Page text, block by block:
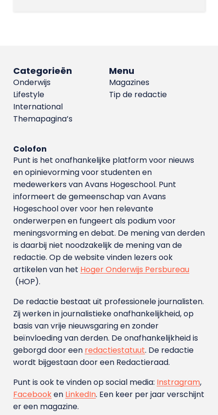
Menu
Magazines
Tip de redactie
Categorieën
Onderwijs
Lifestyle
International
Themapagina’s
Colofon
Punt is het onafhankelijke platform voor nieuws
en opinievorming voor studenten en
medewerkers van Avans Hoge­school. Punt
informeert de gemeenschap van Avans
Hogeschool over voor hen relevante
onderwerpen en fungeert als podium voor
meningsvorming en debat. De mening van derden
is daarbij niet noodzakelijk de mening van de
redactie. Op de website vinden lezers ook
artikelen van het Hoger Onderwijs Persbureau
(HOP).
De redactie bestaat uit professionele journalisten.
Zij werken in journalistieke onafhankelijkheid, op
basis van vrije nieuwsgaring en zonder
beïnvloeding van derden. De onafhankelijkheid is
geborgd door een redactiestatuut. De redactie
wordt bijgestaan door een Redactieraad.
Punt is ook te vinden op social media: Instragram,
Facebooken LinkedIn. Een keer per jaar verschijnt
er een magazine.